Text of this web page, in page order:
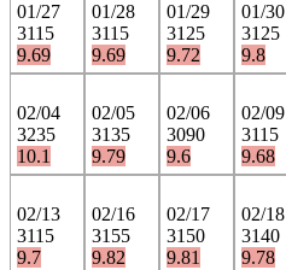
01/27
3115
9.69
01/28
3115
9.69
01/29
3125
9.72
01/30
3125
9.8
02/04
3235
10.1
02/05
3135
9.79
02/06
3090
9.6
02/09
3115
9.68
02/13
3115
9.7
02/16
3155
9.82
02/17
3150
9.81
02/18
3140
9.78